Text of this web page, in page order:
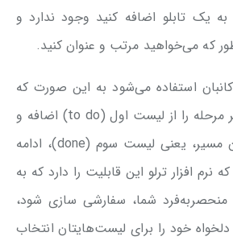
یک تابلو اضافه کنید وجود ندارد و
که می‌خواهید مرتب و عنوان کنید.
استفاده می‌شود به این صورت که
کارت‌های لازم برای هر مرحله را از لیست اول (to do) اضافه و
تنظیم کنید و تا پایان مسیر، یعنی لیست سوم (done)، ادامه
افزار ترلو این قابلیت را دارد که به
منحصربه‌فرد شما، سفارشی سازی شود،
دلخواه خود را برای لیست‌هایتان انتخاب